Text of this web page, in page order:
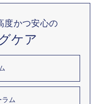
度かつ安心の
ケア
ラム